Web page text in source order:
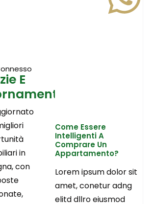
E
in
con
Come Essere
Intelligenti A
Comprare Un
Appartamento?
Lorem ipsum dolor sit
amet, conetur adng
elitd dllro eiusmod